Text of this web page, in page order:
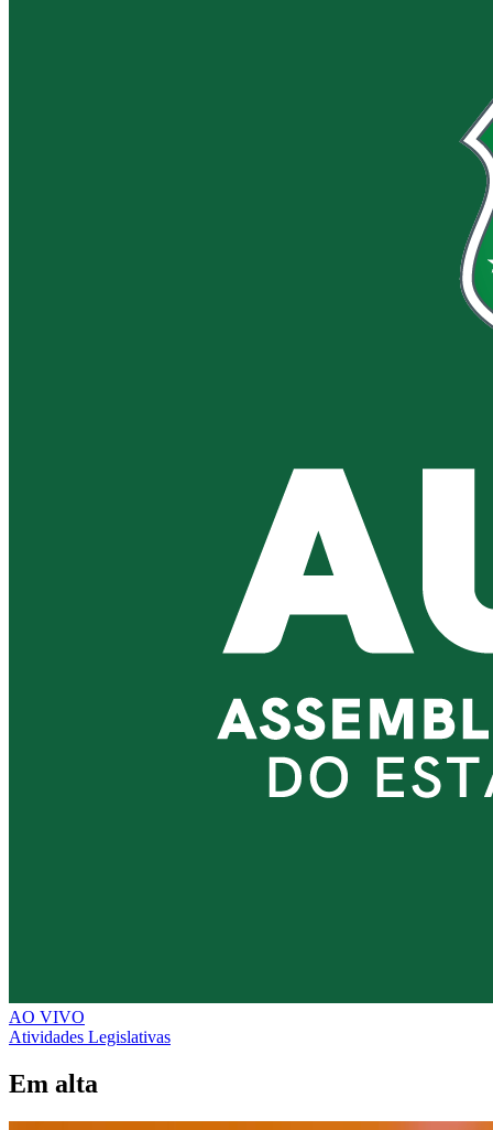
AO VIVO
Atividades Legislativas
Em alta